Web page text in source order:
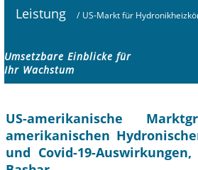
Leistung / US-Markt für
Umsetzbare Einblicke für
Ihr Wachstum
US-amerikanische
amerikanischen
und Covid-19-